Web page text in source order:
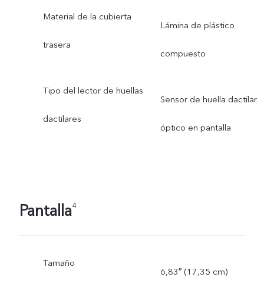
Material de la cubierta
trasera
Lámina de plástico
compuesto
Tipo del lector de huellas
dactilares
Sensor de huella dactilar
óptico en pantalla
Pantalla4
Tamaño
6,83″ (17,35 cm)